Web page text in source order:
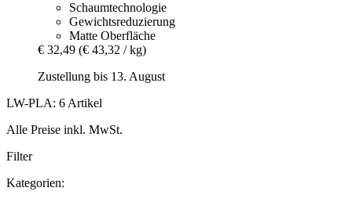
Schaumtechnologie
Gewichtsreduzierung
Matte Oberfläche
€ 32,49 (€ 43,32 / kg)
Zustellung bis 13. August
LW-PLA: 6 Artikel
Alle Preise inkl. MwSt.
Filter
Kategorien: